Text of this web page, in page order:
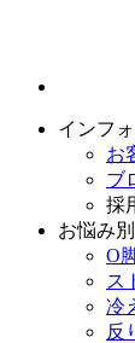
インフ
お
ブ
採
お悩み
O
ス
冷
反